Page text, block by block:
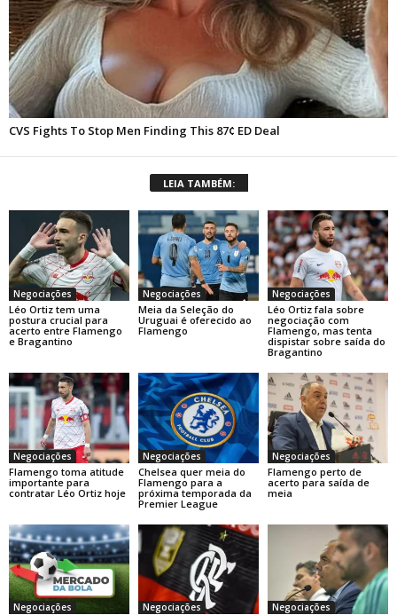
LEIA TAMBÉM:
Negociações
Léo Ortiz tem uma
postura crucial para
acerto entre Flamengo
e Bragantino
Negociações
Meia da Seleção do
Uruguai é oferecido ao
Flamengo
Negociações
Léo Ortiz fala sobre
negociação com
Flamengo, mas tenta
dispistar sobre saída do
Bragantino
Negociações
Flamengo toma atitude
importante para
contratar Léo Ortiz hoje
Negociações
Chelsea quer meia do
Flamengo para a
próxima temporada da
Premier League
Negociações
Flamengo perto de
acerto para saída de
meia
Negociações Negociações Negociações